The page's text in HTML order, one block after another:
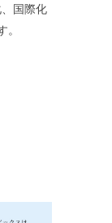
国際化